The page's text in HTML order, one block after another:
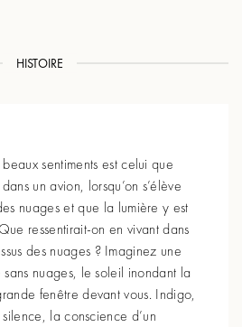
HISTOIRE
sentiments est celui que
dans un avion, lorsqu’on s’élève
nuages et que la lumière y est
ressentirait-on en vivant dans
des nuages ? Imaginez une
sans nuages, le soleil inondant la
fenêtre devant vous. Indigo,
la conscience d’un